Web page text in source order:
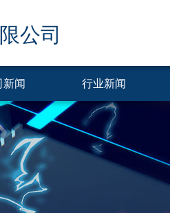
公司
新闻 行业新闻